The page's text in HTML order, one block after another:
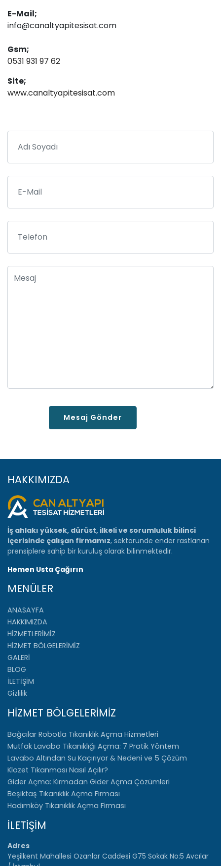
E-Mail;
info@canaltyapitesisat.com
Gsm;
0531 931 97 62
Site;
www.canaltyapitesisat.com
HAKKIMIZDA
İş ahlakı yüksek, dürüst, ilkeli ve sorumluluk bilinci
içerisinde çalışan firmamız, sektöründe ender rastlanan
prensiplere sahip bir kuruluş olarak bilinmektedir.
Hemen Usta Çağırın
MENÜLER
ANASAYFA
HAKKIMIZDA
HİZMETLERİMİZ
HİZMET BÖLGELERİMİZ
GALERİ
BLOG
İLETİŞİM
Gizlilik
HİZMET BÖLGELERİMİZ
Bağcılar Robotla Tıkanıklık Açma Hizmetleri
Mutfak Lavabo Tıkanıklığı Açma: 7 Pratik Yöntem
Lavabo Altından Su Kaçırıyor & Nedeni ve 5 Çözüm
Klozet Tıkanması Nasıl Açılır?
Gider Açma: Kırmadan Gider Açma Çözümleri
Beşiktaş Tıkanıklık Açma Firması
Hadımköy Tıkanıklık Açma Firması
İLETİŞİM
Adres
Yeşilkent Mahallesi Ozanlar Caddesi G75 Sokak No:5 Avcılar